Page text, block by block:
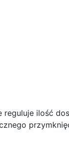
reguluje ilość